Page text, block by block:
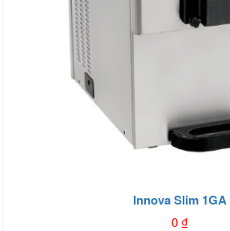
Innova Slim 1GA
0₫